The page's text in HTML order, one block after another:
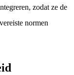
zodat ze de
normen